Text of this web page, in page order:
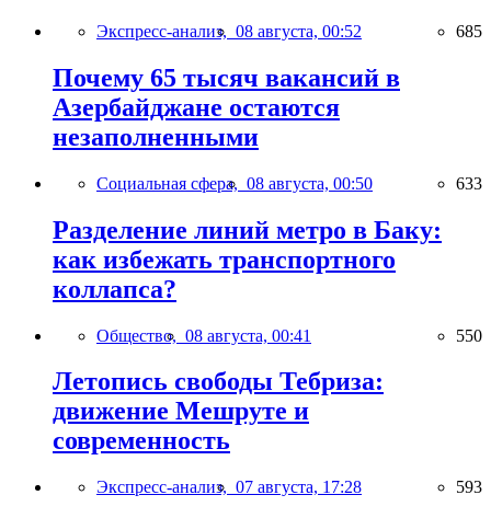
Экспресс-анализ, 08 августа, 00:52 685
Почему 65 тысяч вакансий в
Азербайджане остаются
незаполненными
Социальная сфера, 08 августа, 00:50 633
Разделение линий метро в Баку:
как избежать транспортного
коллапса?
Общество, 08 августа, 00:41 550
Летопись свободы Тебриза:
движение Мешруте и
современность
Экспресс-анализ, 07 августа, 17:28 593